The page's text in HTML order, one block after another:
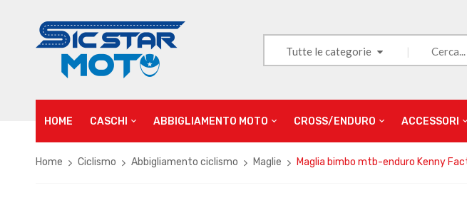
Tutte le categorie
HOME CASCHI ABBIGLIAMENTO MOTO CROSS/ENDURO ACCESSORI
Home Ciclismo Abbigliamento ciclismo Maglie Maglia bimbo mtb-enduro Kenny